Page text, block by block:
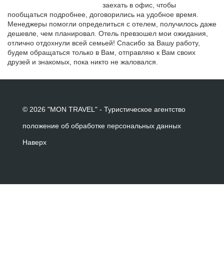
заехать в офис, чтобы
пообщаться подробнее, договорились на удобное время.
Менеджеры помогли определиться с отелем, получилось даже
дешевле, чем планировал. Отель превзошел мои ожидания,
отлично отдохнули всей семьей! Спасибо за Вашу работу,
будем обращаться только в Вам, отправляю к Вам своих
друзей и знакомых, пока никто не жаловался.
© 2026 "MON TRAVEL" - Туристическое агентство
положение об обработке персональных данных
Наверх